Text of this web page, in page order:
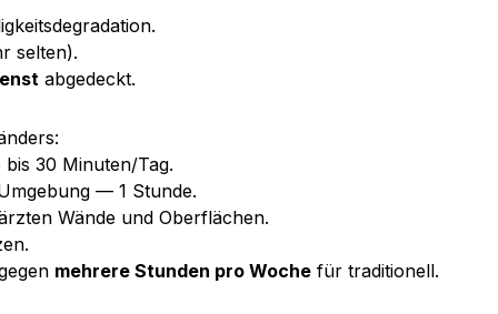
selten).
abgedeckt.
30 Minuten/Tag.
— 1 Stunde.
Wände und Oberflächen.
mehrere Stunden pro Woche für traditionell.